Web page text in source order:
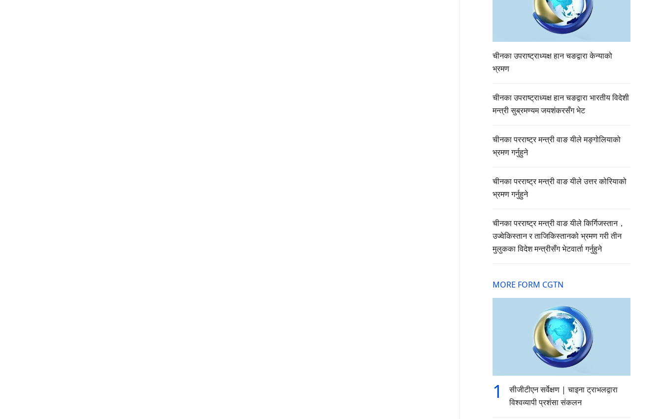
चीनका उपराष्ट्राध्यक्ष हान चङद्वारा केन्याको
भ्रमण
चीनका उपराष्ट्राध्यक्ष हान चङद्वारा भारतीय विदेशी
मन्त्री सुब्रमण्यम जयशंकरसँग भेट
चीनका परराष्ट्र मन्त्री वाङ यीले मङ्गोलियाको
भ्रमण गर्नुहुने
चीनका परराष्ट्र मन्त्री वाङ यीले उत्तर कोरियाको
भ्रमण गर्नुहुने
चीनका परराष्ट्र मन्त्री वाङ यीले किर्गिजस्तान，
उज्वेकिस्तान र ताजिकिस्तानको भ्रमण गरी तीन
मुलुकका विदेश मन्त्रीसँग भेटवार्ता गर्नुहुने
MORE FORM CGTN
1
सीजीटीएन सर्वेक्षण | चाइना ट्राभलद्वारा
विश्वव्यापी प्रशंसा संकलन